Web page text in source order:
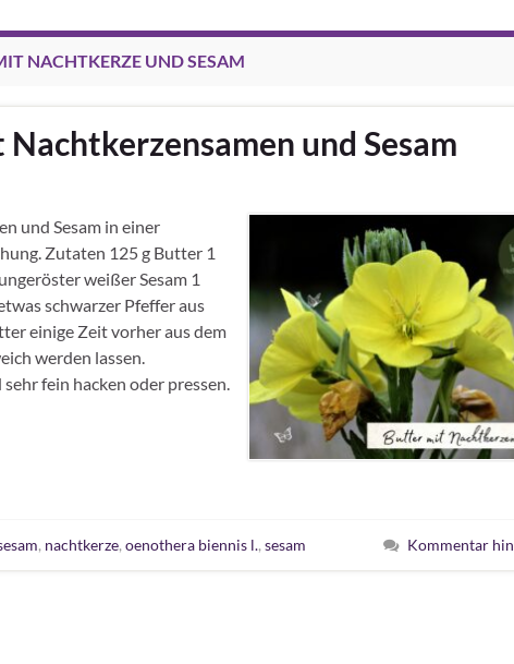
NACHTKERZE UND SESAM
und Sesam
und Sesam in einer
Zutaten 125 g Butter 1
weißer Sesam 1
schwarzer Pfeffer aus
einige Zeit vorher aus dem
werden lassen.
fein hacken oder pressen.
, nachtkerze, oenothera biennis l., sesam Kommentar